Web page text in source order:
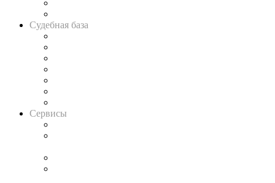
Судебная база
Сервисы